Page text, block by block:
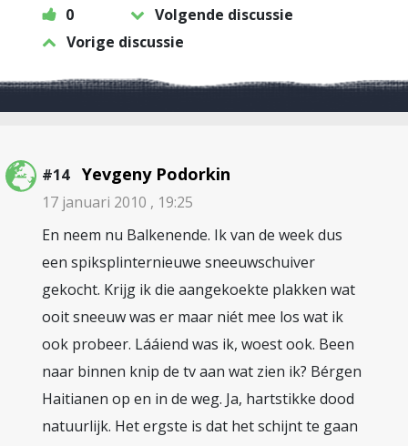
0
Volgende discussie
Vorige discussie
#14 Yevgeny Podorkin
17 januari 2010 , 19:25
En neem nu Balkenende. Ik van de week dus
een spiksplinternieuwe sneeuwschuiver
gekocht. Krijg ik die aangekoekte plakken wat
ooit sneeuw was er maar niét mee los wat ik
ook probeer. Lááiend was ik, woest ook. Been
naar binnen knip de tv aan wat zien ik? Bérgen
Haitianen op en in de weg. Ja, hartstikke dood
natuurlijk. Het ergste is dat het schijnt te gaan